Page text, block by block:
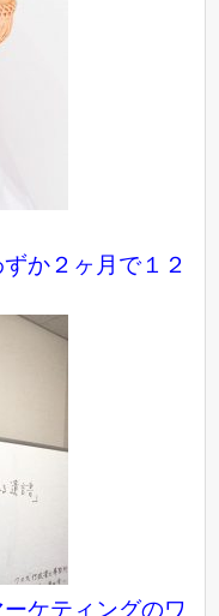
か２ヶ月で１２
ケティングのワ